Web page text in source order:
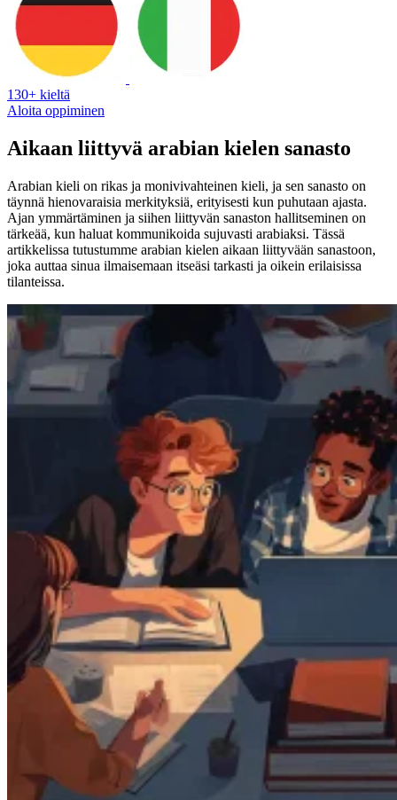
130+ kieltä
Aloita oppiminen
Aikaan liittyvä arabian kielen sanasto
Arabian kieli on rikas ja monivivahteinen kieli, ja sen sanasto on
täynnä hienovaraisia merkityksiä, erityisesti kun puhutaan ajasta.
Ajan ymmärtäminen ja siihen liittyvän sanaston hallitseminen on
tärkeää, kun haluat kommunikoida sujuvasti arabiaksi. Tässä
artikkelissa tutustumme arabian kielen aikaan liittyvään sanastoon,
joka auttaa sinua ilmaisemaan itseäsi tarkasti ja oikein erilaisissa
tilanteissa.